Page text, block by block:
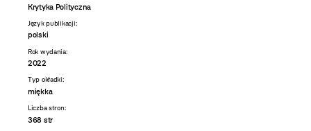
Krytyka Polityczna
Język publikacji:
polski
Rok wydania:
2022
Typ okładki:
miękka
Liczba stron:
368 str